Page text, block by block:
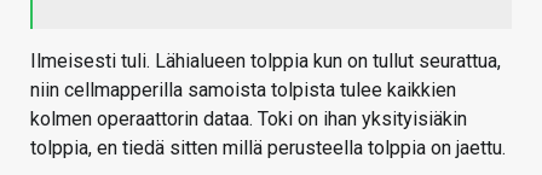
Ilmeisesti tuli. Lähialueen tolppia kun on tullut seurattua,
niin cellmapperilla samoista tolpista tulee kaikkien
kolmen operaattorin dataa. Toki on ihan yksityisiäkin
tolppia, en tiedä sitten millä perusteella tolppia on jaettu.